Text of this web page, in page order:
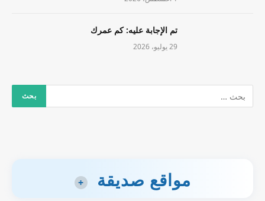
تم الإجابة عليه: كم عمرك
29 يوليو، 2026
مواقع صديقة +